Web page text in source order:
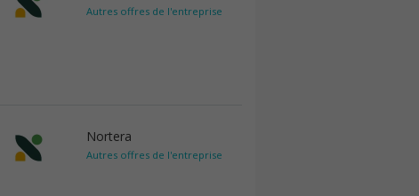
Autres offres de l'entreprise
Nortera
Autres offres de l'entreprise